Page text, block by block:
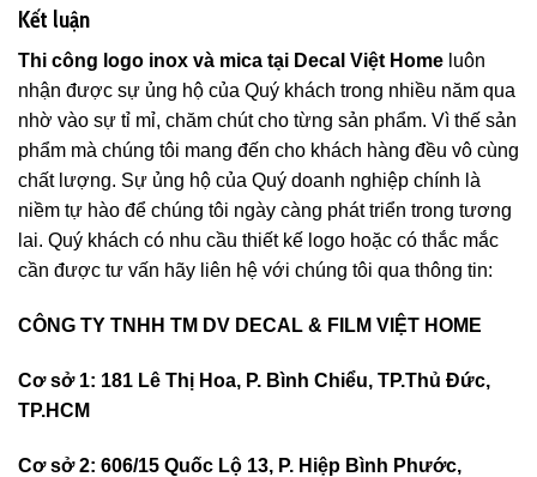
Kết luận
Thi công logo inox và mica tại Decal Việt Home luôn
nhận được sự ủng hộ của Quý khách trong nhiều năm qua
nhờ vào sự tỉ mỉ, chăm chút cho từng sản phẩm. Vì thế sản
phẩm mà chúng tôi mang đến cho khách hàng đều vô cùng
chất lượng. Sự ủng hộ của Quý doanh nghiệp chính là
niềm tự hào để chúng tôi ngày càng phát triển trong tương
lai. Quý khách có nhu cầu thiết kế logo hoặc có thắc mắc
cần được tư vấn hãy liên hệ với chúng tôi qua thông tin:
CÔNG TY TNHH TM DV DECAL & FILM VIỆT HOME
Cơ sở 1: 181 Lê Thị Hoa, P. Bình Chiểu, TP.Thủ Đức,
TP.HCM
Cơ sở 2: 606/15 Quốc Lộ 13, P. Hiệp Bình Phước,